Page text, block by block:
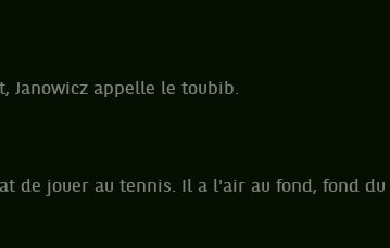
Janowicz appelle le toubib.
de jouer au tennis. Il a l'air au fond, fond du